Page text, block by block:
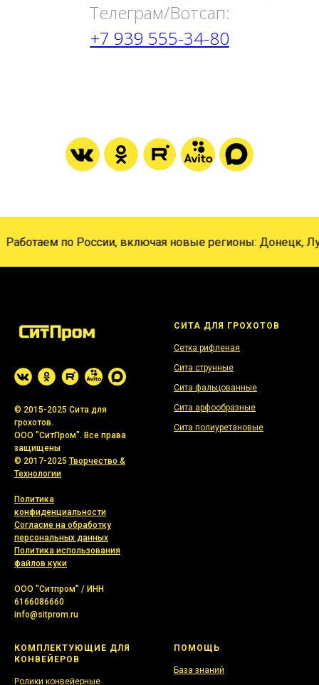
Tелеграм/Вотсап:
+7 939 555-34-80
по России, включая новые регионы: Донецк,
© 2015-2025 Сита для
грохотов.
ООО "СитПром". Все права
защищены
© 2017-2025 Творчество &
Технологии
Политика
конфиденциальности
Согласие на обработку
персональных данных
Политика использования
файлов куки
ООО "Ситпром" / ИНН
6166086660
info@sitprom.ru
СИТА ДЛЯ ГРОХОТОВ
Сетка рифленая
Сита струнные
Сита фальцованные
Сита арфообразные
Сита полиуретановые
КОМПЛЕКТУЮЩИЕ ДЛЯ
КОНВЕЙЕРОВ
Ролики конвейерные
ПОМОЩЬ
База знаний